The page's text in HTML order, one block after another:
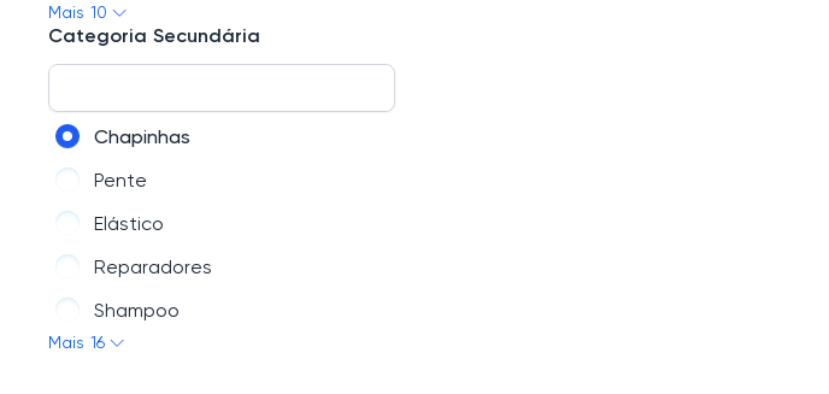
Rosto
Perfumes
Novidades
Mais 10
Categoria Secundária
Chapinhas
Pente
Elástico
Reparadores
Shampoo
Mais 16